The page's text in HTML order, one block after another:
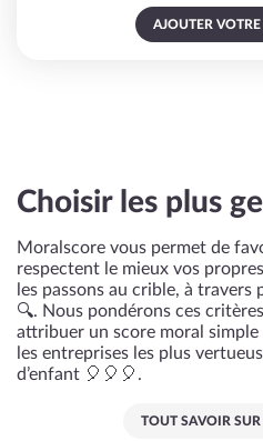
AJOUTER
Choisir les plus
Moralscore vous permet de
respectent le mieux vos
les passons au crible, à
🔍. Nous pondérons ces
attribuer un score moral
les entreprises les plus
d’enfant 🎈🎈🎈.
TOUT SAVOIR